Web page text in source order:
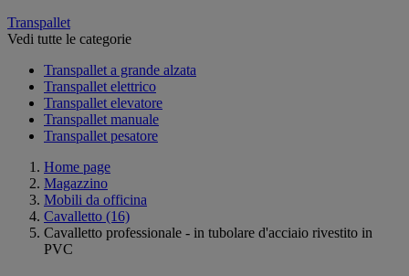
Transpallet
Vedi tutte le categorie
Transpallet a grande alzata
Transpallet elettrico
Transpallet elevatore
Transpallet manuale
Transpallet pesatore
Home page
Magazzino
Mobili da officina
Cavalletto (16)
Cavalletto professionale - in tubolare d'acciaio rivestito in
PVC